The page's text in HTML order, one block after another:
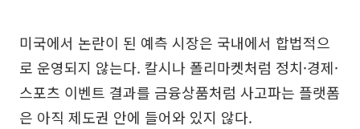
미국에서 논란이 된 예측 시장은 국내에서 합법적으
로 운영되지 않는다. 칼시나 폴리마켓처럼 정치·경제·
스포츠 이벤트 결과를 금융상품처럼 사고파는 플랫폼
은 아직 제도권 안에 들어와 있지 않다.